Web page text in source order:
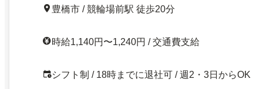
豊橋市 / 競輪場前駅 徒歩20分
時給1,140円〜1,240円 / 交通費支給
シフト制 / 18時までに退社可 / 週2・3日からOK